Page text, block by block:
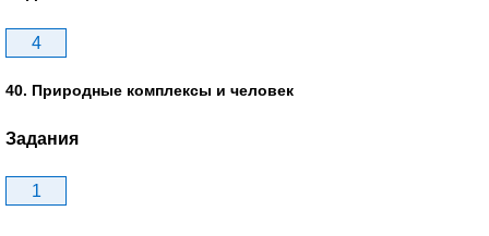
4
40. Природные комплексы и человек
Задания
1